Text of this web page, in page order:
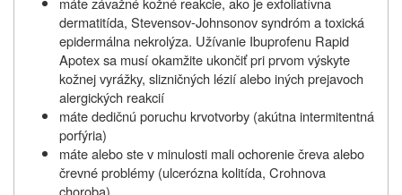
dermatitída, Stevensov-Johnsonov syndróm a toxická
epidermálna nekrolýza. Užívanie Ibuprofenu Rapid
Apotex sa musí okamžite ukončiť pri prvom výskyte
kožnej vyrážky, slizničných lézií alebo iných prejavoch
alergických reakcií
máte dedičnú poruchu krvotvorby (akútna intermitentná
porfýria)
máte alebo ste v minulosti mali ochorenie čreva alebo
črevné problémy (ulcerózna kolitída, Crohnova
choroba)